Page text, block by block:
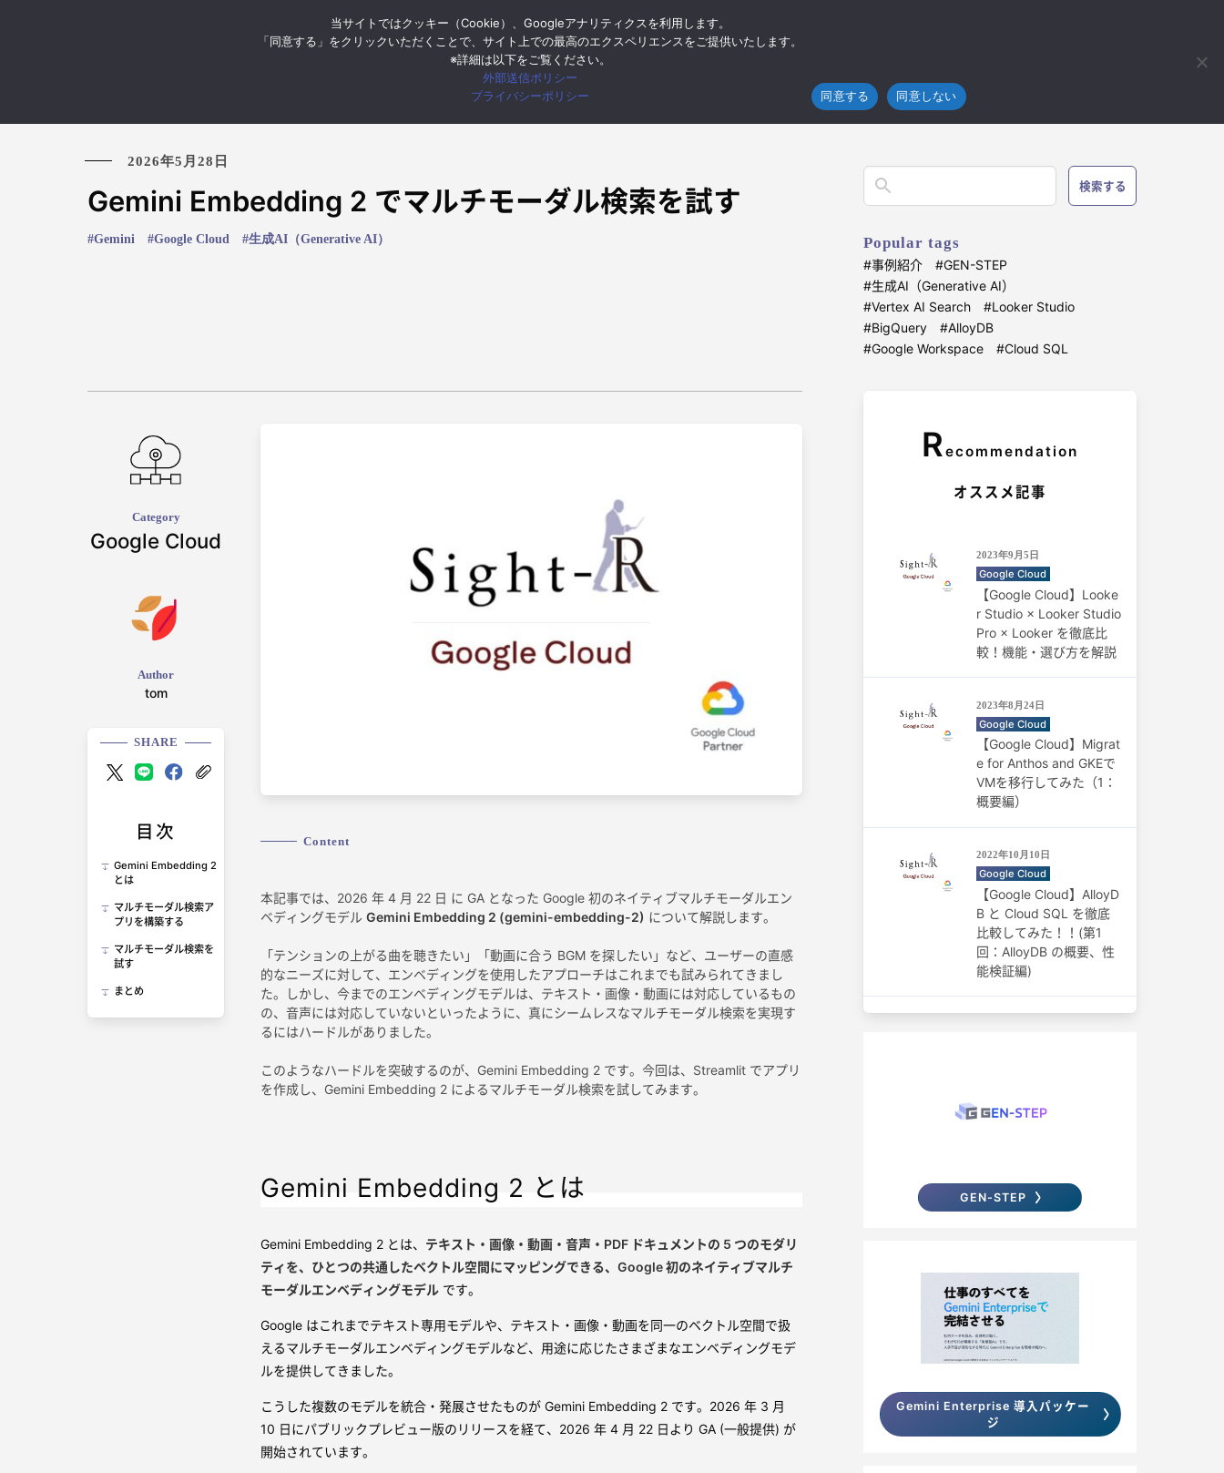
お知らせ イベント・セミナー Google Cloud Google Workspace モバイル インフラ
2026年5月28日
Gemini Embedding 2 でマルチモーダル検索を試す
Gemini Google Cloud 生成AI（Generative AI）
検索する
Popular tags
事例紹介
GEN-STEP
生成AI（Generative AI）
Vertex AI Search
Looker Studio
BigQuery
AlloyDB
Google Workspace
Cloud SQL
Category
Google Cloud
Author
tom
SHARE
目次
Gemini Embedding 2
とは
マルチモーダル検索ア
プリを構築する
マルチモーダル検索を
試す
まとめ
Content
本記事では、2026 年 4 月 22 日 に GA となった Google 初のネイティブマルチモーダルエン
ベディングモデルGemini Embedding 2 (gemini-embedding-2) について解説します。
「テンションの上がる曲を聴きたい」「動画に合う BGM を探したい」など、ユーザーの直感
的なニーズに対して、エンベディングを使用したアプローチはこれまでも試みられてきまし
た。しかし、今までのエンベディングモデルは、テキスト・画像・動画には対応しているもの
の、音声には対応していないといったように、真にシームレスなマルチモーダル検索を実現す
るにはハードルがありました。
このようなハードルを突破するのが、Gemini Embedding 2 です。今回は、Streamlit でアプリ
を作成し、Gemini Embedding 2 によるマルチモーダル検索を試してみます。
Gemini Embedding 2 とは
Gemini Embedding 2 とは、 テキスト・画像・動画・音声・PDF ドキュメントの 5 つのモダリ
ティを、ひとつの共通したベクトル空間にマッピングできる、Google 初のネイティブマルチ
モーダルエンベディングモデル です。
Google はこれまでテキスト専用モデルや、テキスト・画像・動画を同一のベクトル空間で扱
えるマルチモーダルエンベディングモデルなど、用途に応じたさまざまなエンベディングモデ
ルを提供してきました。
こうした複数のモデルを統合・発展させたものが Gemini Embedding 2 です。2026 年 3 月
10 日にパブリックプレビュー版のリリースを経て、2026 年 4 月 22 日より GA (一般提供) が
開始されています。
R ecommendation
オススメ記事
2023年9月5日
Google Cloud
【Google Cloud】Looke
r Studio × Looker Studio
Pro × Looker を徹底比
較！機能・選び方を解説
2023年8月24日
Google Cloud
【Google Cloud】Migrat
e for Anthos and GKEで
VMを移行してみた（1：
概要編）
2022年10月10日
Google Cloud
【Google Cloud】AlloyD
B と Cloud SQL を徹底
比較してみた！！(第1
回：AlloyDB の概要、性
能検証編)
GEN-STEP
Gemini Enterprise 導入パッケー
ジ
Google Cloud Gemini Embedding 2 でマルチモーダル検索を試す
当サイトではクッキー（Cookie）、Googleアナリティクスを利用します。
「同意する」をクリックいただくことで、サイト上での最高のエクスペリエンスをご提供いたします。
※詳細は以下をご覧ください。
外部送信ポリシー
プライバシーポリシー
同意する 同意しない